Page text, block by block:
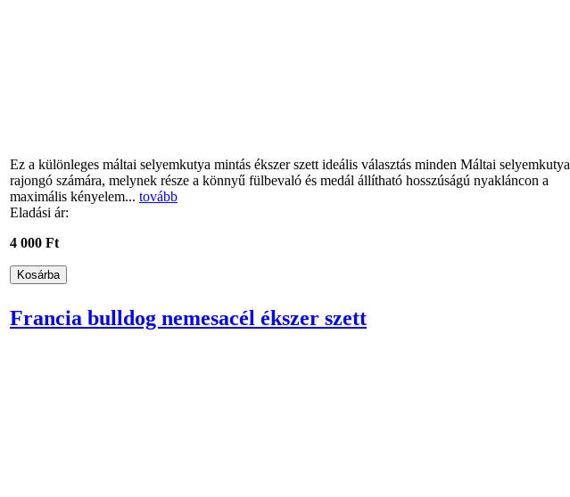
Ez a különleges máltai selyemkutya mintás ékszer szett ideális választás minden Máltai selyemkutya
rajongó számára, melynek része a könnyű fülbevaló és medál állítható hosszúságú nyakláncon a
maximális kényelem... tovább
Eladási ár:
4 000 Ft
Francia bulldog nemesacél ékszer szett